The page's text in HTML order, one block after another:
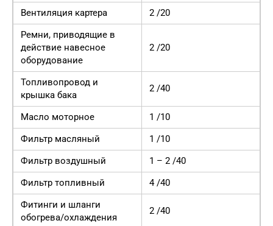
Вентиляция картера
2 /20
Ремни, приводящие в
действие навесное
оборудование
2 /20
Топливопровод и
крышка бака
2 /40
Масло моторное
1 /10
Фильтр масляный
1 /10
Фильтр воздушный
1 – 2 /40
Фильтр топливный
4 /40
Фитинги и шланги
обогрева/охлаждения
2 /40